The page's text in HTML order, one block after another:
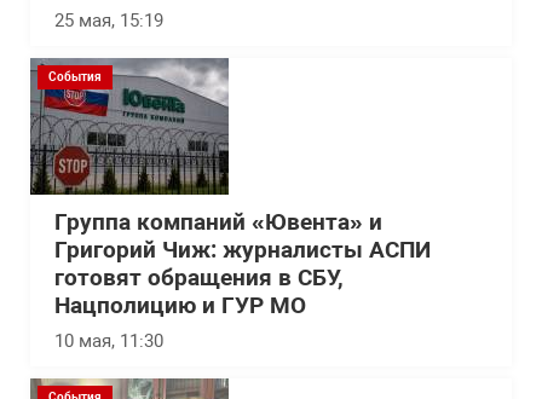
25 мая, 15:19
События
Группа компаний «Ювента» и
Григорий Чиж: журналисты АСПИ
готовят обращения в СБУ,
Нацполицию и ГУР МО
10 мая, 11:30